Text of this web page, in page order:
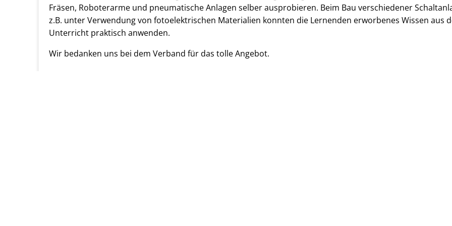
Fräsen, Roboterarme und pneumatische Anlagen selber ausprobieren. Beim Bau verschiedener
z.B. unter Verwendung von fotoelektrischen Materialien konnten die Lernenden erworbenes Wissen aus
Unterricht praktisch anwenden.
Wir bedanken uns bei dem Verband für das tolle Angebot.